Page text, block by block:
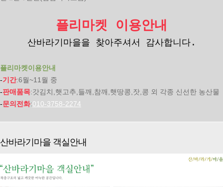
플리마켓 이용안내
산바라기마을을 찾아주셔서 감사합니다.
플리마켓이용안내
-기간:6월~11월 중
-판매품목:갓김치,햇고추,들깨,참깨,햇땅콩,잣,콩 외 각종 신선한 농산물
-문의전화:010-3758-2274
산바라기마을 객실안내